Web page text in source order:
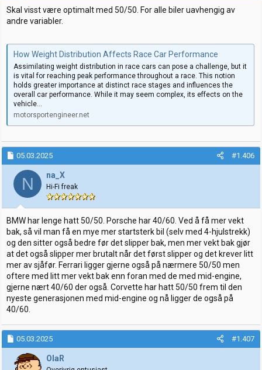
Skal visst være optimalt med 50/50. For alle biler uavhengig av
andre variabler.
How Weight Distribution Affects Race Car Performance
Assimilating weight distribution in race cars can pose a challenge, but it
is vital for reaching peak performance throughout a race. This notion
holds greater importance at distinct race stages and influences the
overall car performance. While it may seem complex, its effects on the
vehicle...
motorsportengineer.net
05.03.2025 #1.406
N na_X
Hi-Fi freak
BMW har lenge hatt 50/50. Porsche har 40/60. Ved å få mer vekt
bak, så vil man få en mye mer startsterk bil (selv med 4-hjulstrekk)
og den sitter også bedre før det slipper bak, men mer vekt bak gjør
at det også slipper mer brutalt når det først slipper og det krever litt
mer av sjåfør. Ferrari ligger gjerne også på nærmere 50/50 men
oftere med litt mer vekt bak enn foran med de med mid-engine,
gjerne nært 40/60 der også. Corvette har hatt 50/50 frem til den
nyeste generasjonen med mid-engine og nå ligger de også på
40/60.
05.03.2025 #1.407
OlaR